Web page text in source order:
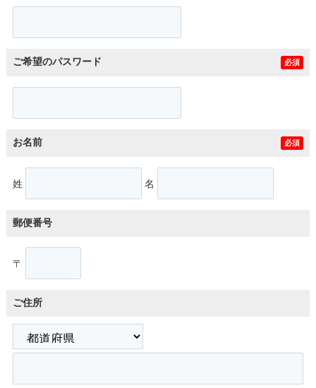
ご希望のパスワード 必須
お名前 必須
姓 名
郵便番号
〒
ご住所